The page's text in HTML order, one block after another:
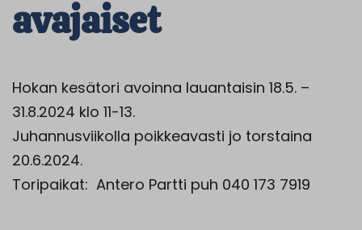
avajaiset
Hokan kesätori avoinna lauantaisin 18.5. –
31.8.2024 klo 11-13.
Juhannusviikolla poikkeavasti jo torstaina
20.6.2024.
Toripaikat: Antero Partti puh 040 173 7919